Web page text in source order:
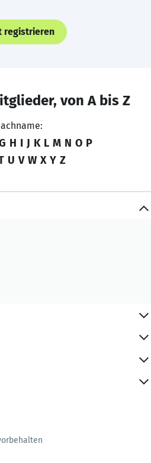
registrieren
von A bis Z
H I J K L M N O P
U V W X Y Z